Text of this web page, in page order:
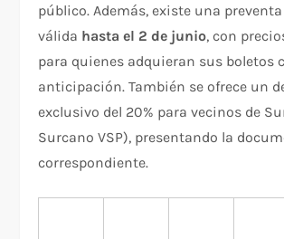
público. Además, existe una
válida hasta el 2 de junio, con
para quienes adquieran sus boletos
anticipación. También se ofrece un
exclusivo del 20% para vecinos de
Surcano VSP), presentando la
correspondiente.